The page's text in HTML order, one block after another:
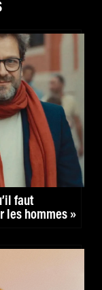
faut
les hommes »